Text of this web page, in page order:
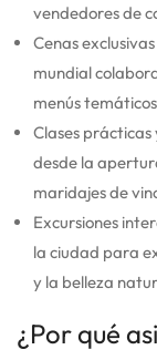
vendedores de
Cenas
mundial
menús
Clases
desde la
maridajes de
Excursiones
la ciudad para
y la belleza
¿Por qué